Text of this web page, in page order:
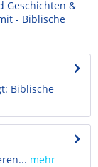
Geschichten &
- Biblische
Biblische
mehr